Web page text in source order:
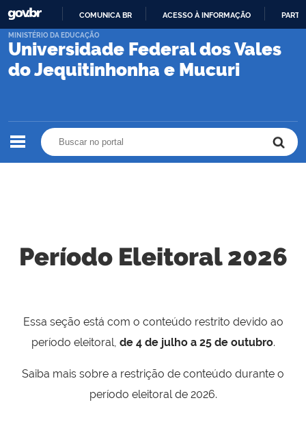
PARA
CONTEÚDO
COMUNICA BR ACESSO À INFORMAÇÃO
Universidade Federal dos Vales
do Jequitinhonha e Mucuri
MINISTÉRIO DA EDUCAÇÃO
Período Eleitoral 2026
Essa seção está com o conteúdo restrito devido ao
período eleitoral, de 4 de julho a 25 de outubro.
Saiba mais sobre a restrição de conteúdo durante o
período eleitoral de 2026.